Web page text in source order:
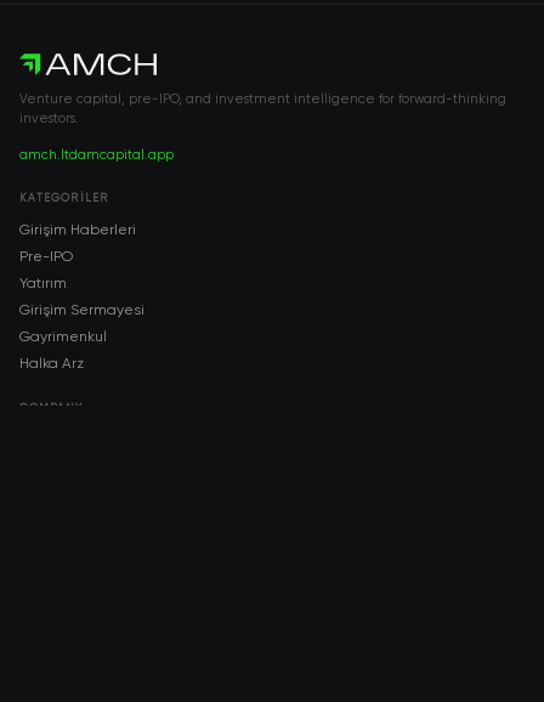
Venture capital, pre-IPO, and investment intelligence for forward-thinking
investors.
amch.ltdamcapital.app
KATEGORILER
Girişim Haberleri
Pre-IPO
Yatırım
Girişim Sermayesi
Gayrimenkul
Halka Arz
COMPANY